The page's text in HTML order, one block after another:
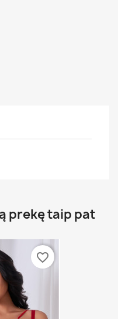
prekę taip pat
favorite_border